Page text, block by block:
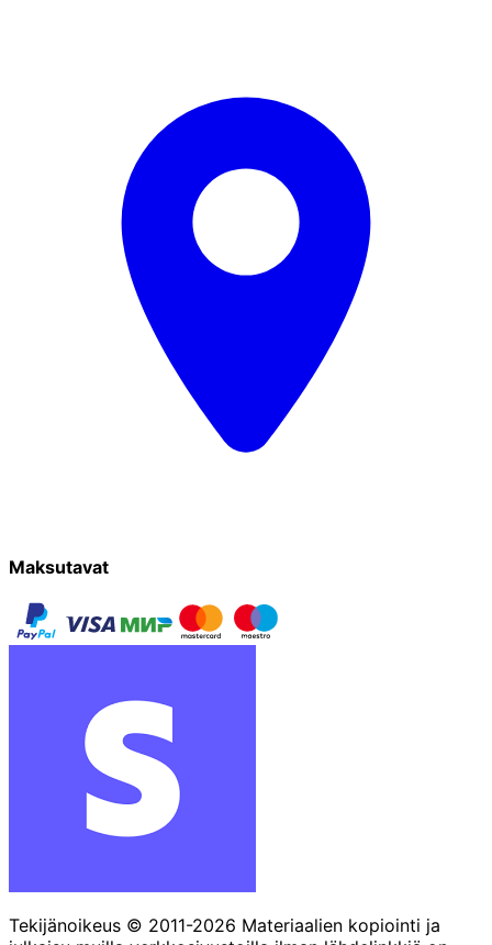
Maksutavat
Tekijänoikeus © 2011-2026 Materiaalien kopiointi ja